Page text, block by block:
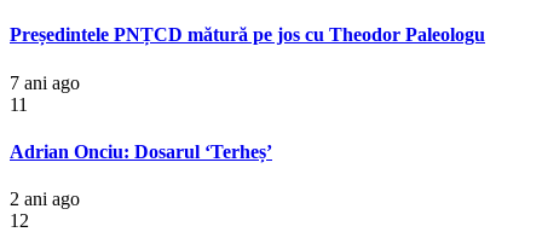
Președintele PNȚCD mătură pe jos cu Theodor Paleologu
7 ani ago
11
Adrian Onciu: Dosarul ‘Terheș’
2 ani ago
12